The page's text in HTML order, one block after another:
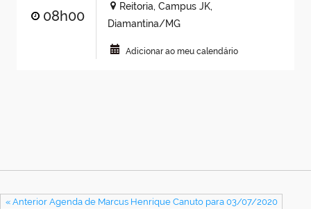
08h00
Reitoria, Campus JK,
Diamantina/MG
Adicionar ao meu calendário
« Anterior Agenda de Marcus Henrique Canuto para 03/07/2020